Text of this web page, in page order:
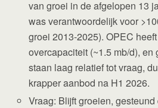
van groei in de afgelopen 13
was verantwoordelijk voor
groei 2013-2025). OPEC
overcapaciteit (~1.5 mb/d),
staan laag relatief tot vraag,
krapper aanbod na H1 2026.
Vraag: Blijft groeien,